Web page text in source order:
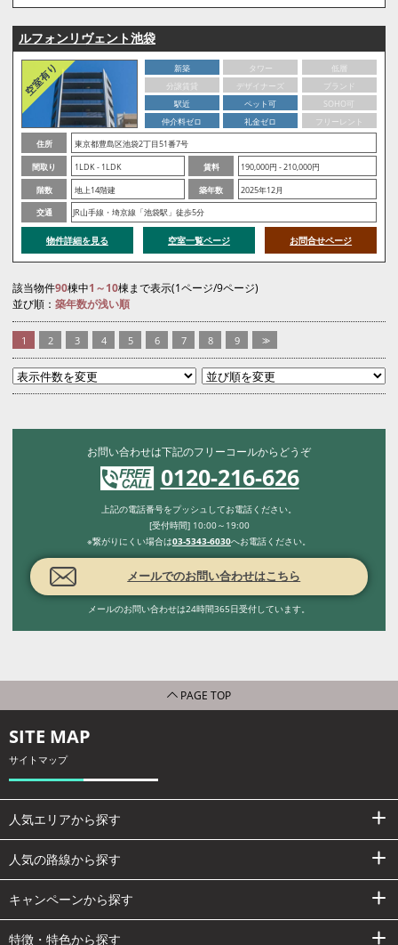
ルフォンリヴェント池袋
新築 タワー
低層
分譲賃貸
デザイナーズ
ブランド
駅近
ペット可
SOHO可
仲介料ゼロ
礼金ゼロ
フリーレント
住所
東京都豊島区池袋2丁目51番7号
間取り
1LDK - 1LDK 賃料
190,000円 - 210,000円
階数
地上14階建 築年数
2025年12月
交通
JR山手線・埼京線「池袋駅」徒歩5分
物件詳細を見る 空室一覧ページ お問合せページ
該当物件90棟中1～10棟まで表示(1ページ/9ページ)
並び順： 築年数が浅い順
1 2 3 4 5 6 7 8 9 >>
お問い合わせは下記のフリーコールからどうぞ
0120-216-626
上記の電話番号をプッシュしてお電話ください。
[受付時間] 10:00～19:00
※繋がりにくい場合は03-5343-6030へお電話ください。
メールでのお問い合わせはこちら
メールのお問い合わせは24時間365日受付しています。
PAGE TOP
SITE MAP
サイトマップ
人気エリアから探す
人気の路線から探す
キャンペーンから探す
特徴・特色から探す